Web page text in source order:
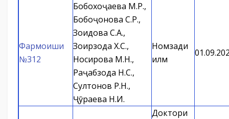
Фармоиши
№312
Бобохоҷаева М.Р.,
Бобоҷонова С.Р.,
Зоидова С.А.,
Зоирзода Х.С.,
Носирова М.Н.,
Раҷабзода Н.С.,
Султонов Р.Н.,
Ҷӯраева Н.И.
Номзади
илм
Доктори